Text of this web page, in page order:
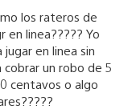
los rateros de
linea????? Yo
en linea sin
un robo de 5
centavos o algo